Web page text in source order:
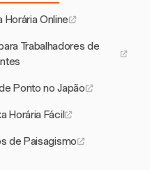
Horária Online
Trabalhadores de
Ponto no Japão
Horária Fácil
de Paisagismo